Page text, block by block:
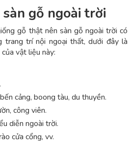
gỗ ngoài trời
gỗ thật nên sàn gỗ ngoài trời có
trang trí nội ngoại thất, dưới đây là
vật liệu này:
cảng, boong tàu, du thuyền.
công viên.
diễn ngoài trời.
cửa cổng, vv.